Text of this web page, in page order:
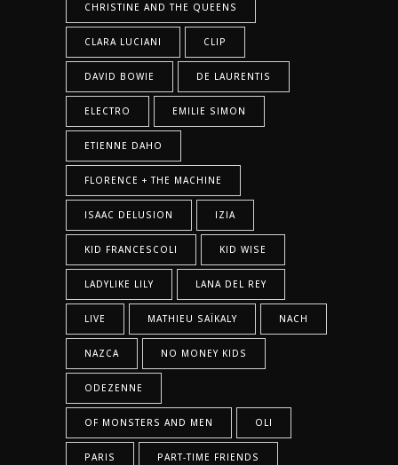
CHRISTINE AND THE QUEENS
CLARA LUCIANI CLIP
DAVID BOWIE DE LAURENTIS
ELECTRO EMILIE SIMON
ETIENNE DAHO
FLORENCE + THE MACHINE
ISAAC DELUSION IZIA
KID FRANCESCOLI KID WISE
LADYLIKE LILY LANA DEL REY
LIVE MATHIEU SAÏKALY NACH
NAZCA NO MONEY KIDS
ODEZENNE
OF MONSTERS AND MEN OLI
PARIS PART-TIME FRIENDS